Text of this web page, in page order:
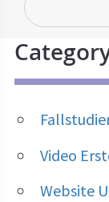
Video
Website